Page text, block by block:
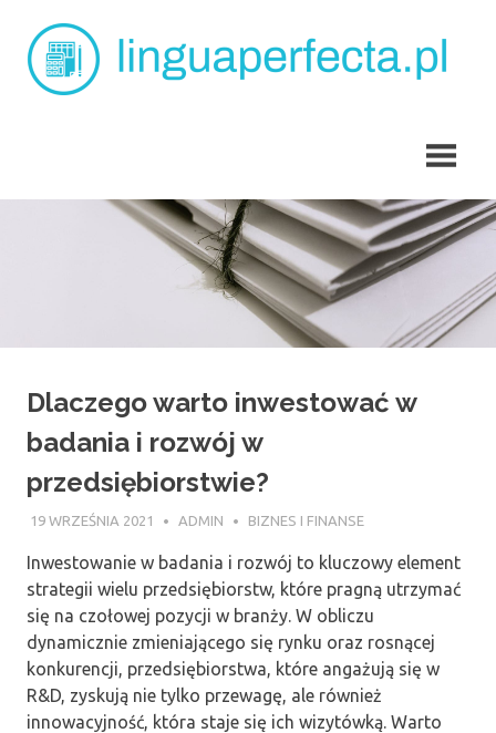
content
Dlaczego warto inwestować w
badania i rozwój w
przedsiębiorstwie?
19 WRZEŚNIA 2021 ADMIN BIZNES I FINANSE
Inwestowanie w badania i rozwój to kluczowy element
strategii wielu przedsiębiorstw, które pragną utrzymać
się na czołowej pozycji w branży. W obliczu
dynamicznie zmieniającego się rynku oraz rosnącej
konkurencji, przedsiębiorstwa, które angażują się w
R&D, zyskują nie tylko przewagę, ale również
innowacyjność, która staje się ich wizytówką. Warto